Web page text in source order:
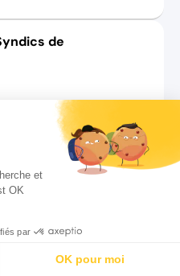
et
OK
par
OK pour moi
de
Sécurité &
& Cloud